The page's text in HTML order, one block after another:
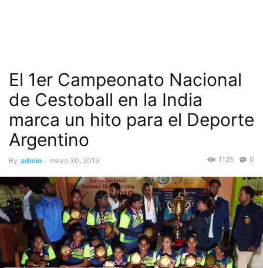
El 1er Campeonato Nacional
de Cestoball en la India
marca un hito para el Deporte
Argentino
By admin - mayo 30, 2019 0
1125